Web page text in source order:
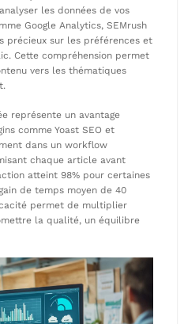
les données de vos
Google Analytics, SEMrush
précieux sur les préférences et
Cette compréhension permet
vers les thématiques
représente un avantage
comme Yoast SEO et
dans un workflow
chaque article avant
atteint 98% pour certaines
de temps moyen de 40
permet de multiplier
la qualité, un équilibre